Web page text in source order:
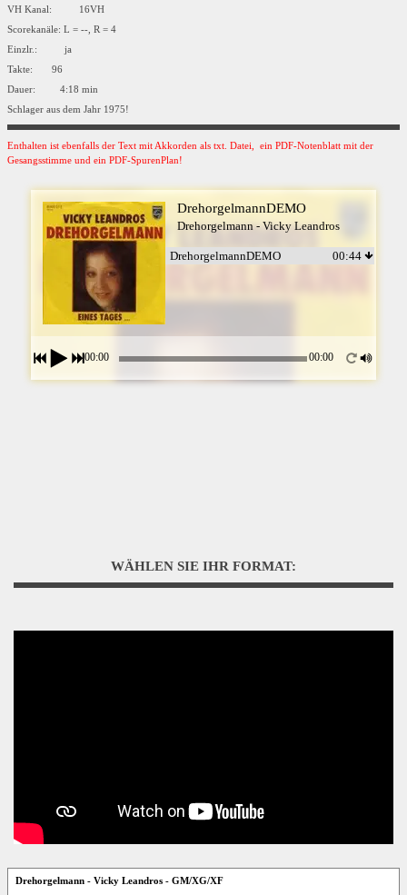
VH Kanal: 16VH
Scorekanäle: L = --, R = 4
Einzlr.: ja
Takte: 96
Dauer: 4:18 min
Schlager aus dem Jahr 1975!
Enthalten ist ebenfalls der Text mit Akkorden als txt. Datei, ein PDF-Notenblatt mit der
Gesangsstimme und ein PDF-SpurenPlan!
DrehorgelmannDEMO
Drehorgelmann - Vicky Leandros
DrehorgelmannDEMO 00:44
00:00 00:00
WÄHLEN SIE IHR FORMAT:
Drehorgelmann - Vicky Leandros - GM/XG/XF